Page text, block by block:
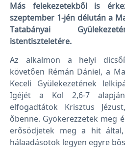
Más felekezetekből is
szeptember 1-jén délután a
Tatabányai
istentiszteletére.
Az alkalmon a helyi
követően Rémán Dániel, a
Keceli Gyülekezetének
Igéjét a Kol 2,6-7
elfogadtátok Krisztus
őbenne. Gyökerezzetek meg
erősödjetek meg a hit
hálaadásotok legyen egyre